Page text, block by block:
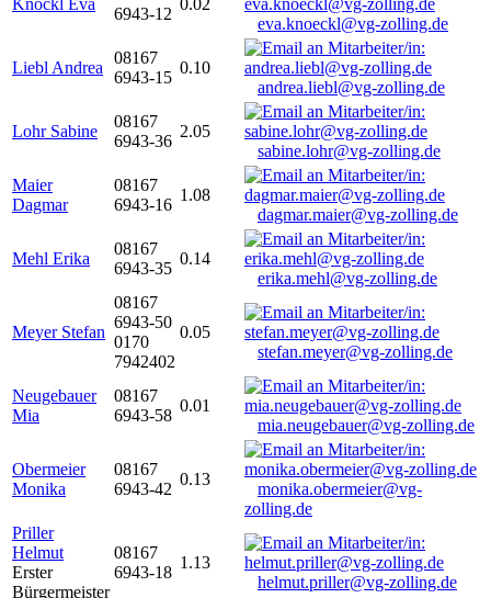
Knöckl Eva
6943-12
0.02
eva.knoeckl@vg-zolling.de
Liebl Andrea
08167
6943-15
0.10
andrea.liebl@vg-zolling.de
Lohr Sabine
08167
6943-36
2.05
sabine.lohr@vg-zolling.de
Maier
Dagmar
08167
6943-16
1.08
dagmar.maier@vg-zolling.de
Mehl Erika
08167
6943-35
0.14
erika.mehl@vg-zolling.de
Meyer Stefan
08167
6943-50
0170
7942402
0.05
stefan.meyer@vg-zolling.de
Neugebauer
Mia
08167
6943-58
0.01
mia.neugebauer@vg-zolling.de
Obermeier
Monika
08167
6943-42
0.13
monika.obermeier@vg-
zolling.de
Priller
Helmut
Erster
Bürgermeister
08167
6943-18
1.13
helmut.priller@vg-zolling.de